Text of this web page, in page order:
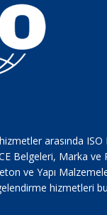
arasında
Belgeleri, Marka ve
ve Yapı
hizmetleri